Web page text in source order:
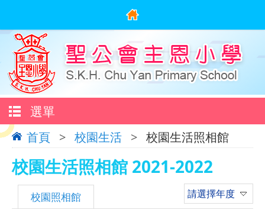
選單
首頁 > 校園生活 > 校園生活照相館
校園生活照相館 2021-2022
請選擇年度
校園照相館